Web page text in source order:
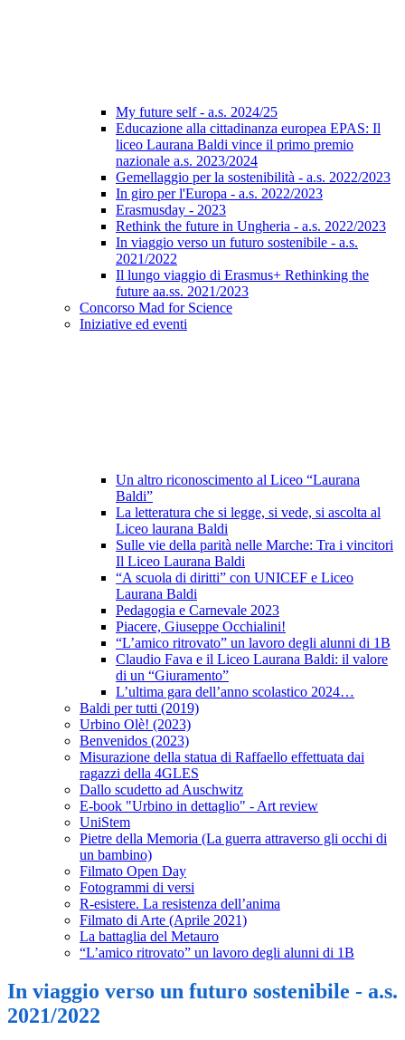
My future self - a.s. 2024/25
Educazione alla cittadinanza europea EPAS: Il
liceo Laurana Baldi vince il primo premio
nazionale a.s. 2023/2024
Gemellaggio per la sostenibilità - a.s. 2022/2023
In giro per l'Europa - a.s. 2022/2023
Erasmusday - 2023
Rethink the future in Ungheria - a.s. 2022/2023
In viaggio verso un futuro sostenibile - a.s.
2021/2022
Il lungo viaggio di Erasmus+ Rethinking the
future aa.ss. 2021/2023
Concorso Mad for Science
Iniziative ed eventi
Un altro riconoscimento al Liceo “Laurana
Baldi”
La letteratura che si legge, si vede, si ascolta al
Liceo laurana Baldi
Sulle vie della parità nelle Marche: Tra i vincitori
Il Liceo Laurana Baldi
“A scuola di diritti” con UNICEF e Liceo
Laurana Baldi
Pedagogia e Carnevale 2023
Piacere, Giuseppe Occhialini!
“L’amico ritrovato” un lavoro degli alunni di 1B
Claudio Fava e il Liceo Laurana Baldi: il valore
di un “Giuramento”
L’ultima gara dell’anno scolastico 2024…
Baldi per tutti (2019)
Urbino Olè! (2023)
Benvenidos (2023)
Misurazione della statua di Raffaello effettuata dai
ragazzi della 4GLES
Dallo scudetto ad Auschwitz
E-book "Urbino in dettaglio" - Art review
UniStem
Pietre della Memoria (La guerra attraverso gli occhi di
un bambino)
Filmato Open Day
Fotogrammi di versi
R-esistere. La resistenza dell’anima
Filmato di Arte (Aprile 2021)
La battaglia del Metauro
“L’amico ritrovato” un lavoro degli alunni di 1B
In viaggio verso un futuro sostenibile - a.s.
2021/2022